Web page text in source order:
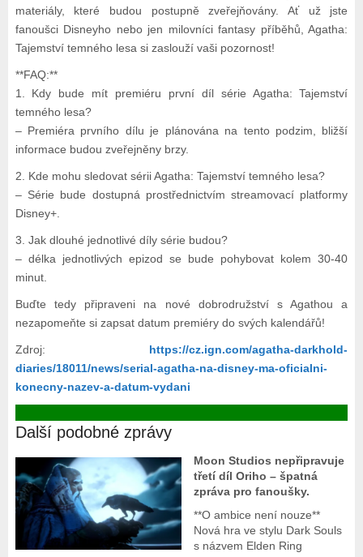
materiály, které budou postupně zveřejňovány. Ať už jste
fanoušci Disneyho nebo jen milovníci fantasy příběhů, Agatha:
Tajemství temného lesa si zaslouží vaši pozornost!
**FAQ:**
1. Kdy bude mít premiéru první díl série Agatha: Tajemství
temného lesa?
– Premiéra prvního dílu je plánována na tento podzim, bližší
informace budou zveřejněny brzy.
2. Kde mohu sledovat sérii Agatha: Tajemství temného lesa?
– Série bude dostupná prostřednictvím streamovací platformy
Disney+.
3. Jak dlouhé jednotlivé díly série budou?
– délka jednotlivých epizod se bude pohybovat kolem 30-40
minut.
Buďte tedy připraveni na nové dobrodružství s Agathou a
nezapomeňte si zapsat datum premiéry do svých kalendářů!
Zdroj: https://cz.ign.com/agatha-darkhold-
diaries/18011/news/serial-agatha-na-disney-ma-oficialni-
konecny-nazev-a-datum-vydani
Další podobné zprávy
Moon Studios nepřipravuje
třetí díl Oriho – špatná
zpráva pro fanoušky.
**O ambice není nouze**
Nová hra ve stylu Dark Souls
s názvem Elden Ring